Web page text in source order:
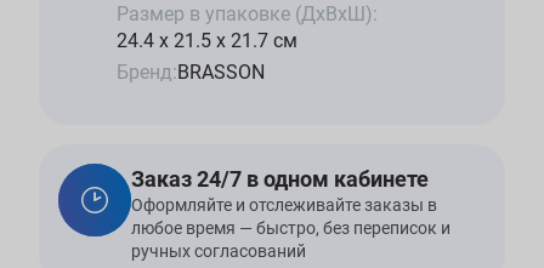
Размер в упаковке (ДхВхШ):
24.4 x 21.5 x 21.7 см
Бренд:BRASSON
Заказ 24/7 в одном кабинете
Оформляйте и отслеживайте заказы в
любое время — быстро, без переписок и
ручных согласований